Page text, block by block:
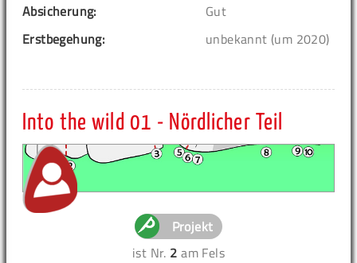
Absicherung:
Gut
Erstbegehung:
unbekannt (um 2020)
Into the wild 01 - Nördlicher Teil
Projekt
ist Nr. 2 am Fels